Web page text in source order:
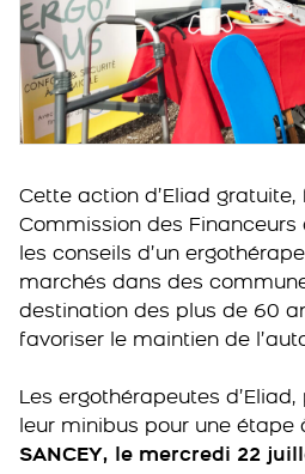
Cette action d’Eliad
Commission des Financeurs
les conseils d’un
marchés dans des
destination des plus de 60
favoriser le maintien de
Les ergothérapeutes
leur minibus pour une étape
SANCEY, le mercredi 22